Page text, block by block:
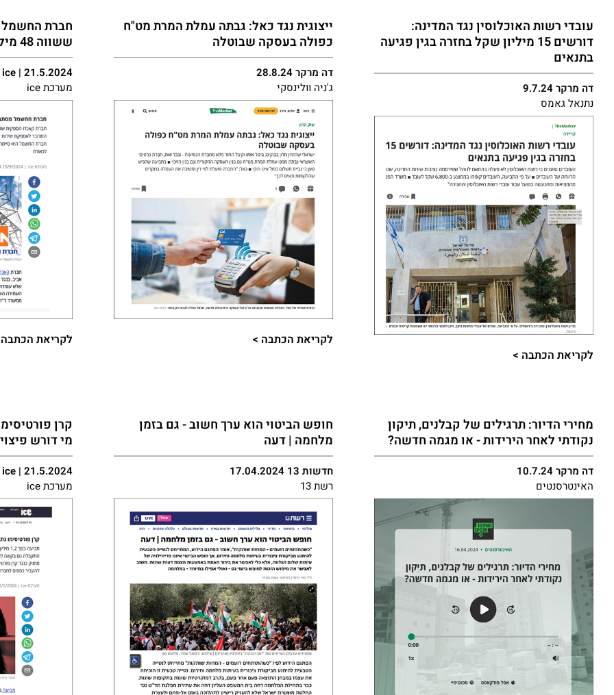
עובדי רשות האוכלוסין נגד המדינה:
דורשים 15 מיליון שקל בחזרה בגין פגיעה
בתנאים
דה מרקר 9.7.24
נתנאל גאמס
לקריאת הכתבה >​
ייצוגית נגד כאל: גבתה עמלת המרת מט"ח
כפולה בעסקה שבוטלה
דה מרקר 28.8.24
ג'ניה וולינסקי
לקריאת הכתבה >​
חברת החשמל
ששווה 48 מיליון שקל
ice | 21.5.2024
מערכת ice
לקריאת
מחירי הדיור: תרגילים של קבלנים, תיקון
נקודתי לאחר הירידות - או מגמה חדשה?
דה מרקר 10.7.24
האינטרסנטים​
חופש הביטוי הוא ערך חשוב - גם בזמן
מלחמה | דעה​
חדשות 13 17.04.2024
רשת 13
מי דורש
ice | 21.5.2024
מערכת ice